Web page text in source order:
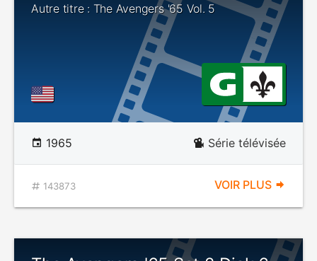
Autre titre : The Avengers '65 Vol. 5
1965 Série télévisée
143873 VOIR PLUS